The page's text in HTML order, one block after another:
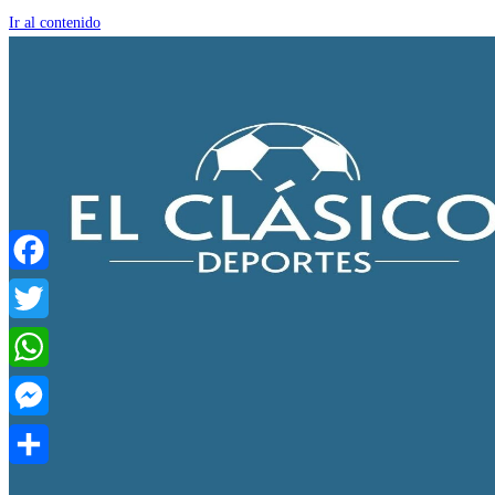
Ir al contenido
Facebook
Twitter
WhatsApp
Messenger